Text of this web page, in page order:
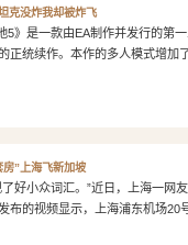
克没炸我却被炸飞
一款由EA制作并发行的第一
正统续作。本作的多人模式增加
”上海飞新加坡
众词汇。”近日，上海一网友
布的视频显示，上海浦东机场20